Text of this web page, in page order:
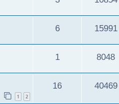
6 15991
1 8048
1 2
16 40469